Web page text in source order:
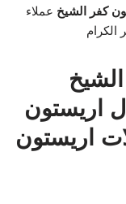
كفر الشيخ عملاء
الكرام
اريستون
اريستون